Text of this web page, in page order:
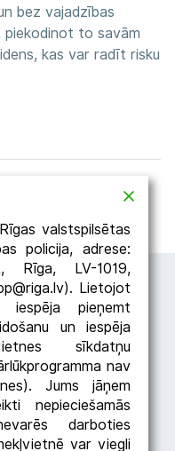
bez vajadzības
piekodinot to savām
kas var radīt risku
valstspilsētas
policija, adrese:
Rīga, LV-1019,
Lietojot
pieņemt
un iespēja
sīkdatņu
nav
Jums jāņem
nepieciešamās
darboties
var viegli